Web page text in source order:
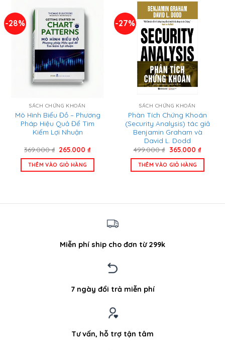
-28%
SÁCH CHỨNG KHOÁN
Mô Hình Biểu Đồ – Phương
Pháp Hiệu Quả Để Tìm
Kiếm Lợi Nhuận
369.000₫ Giá
là:
369.000 ₫.
265.000₫Giá
tại
THÊM VÀO GIỎ HÀNG
-27%
SÁCH CHỨNG KHOÁN
Phân Tích Chứng Khoán
(Security Analysis) tác giả
Benjamin Graham và
David L. Dodd
499.000₫ Giá
là:
499.000 ₫.
365.000 ₫Giá
tại
THÊM VÀO GIỎ HÀNG
Miễn phí ship cho đơn từ 299k
7 ngày đổi trả miễn phí
Tư vấn, hỗ trợ tận tâm